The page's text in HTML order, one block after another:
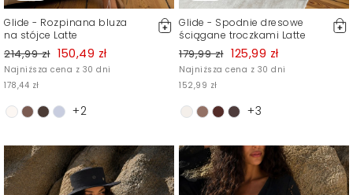
Glide - Rozpinana bluza
na stójce Latte
214,99 zł 150,49 zł
Najniższa cena z 30 dni
178,44 zł
+2
Glide - Spodnie dresowe
ściągane troczkami Latte
179,99 zł 125,99 zł
Najniższa cena z 30 dni
152,99 zł
+3